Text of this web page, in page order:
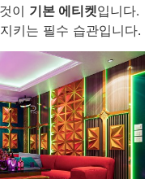
이 기본 에티켓입니다.
키는 필수 습관입니다.